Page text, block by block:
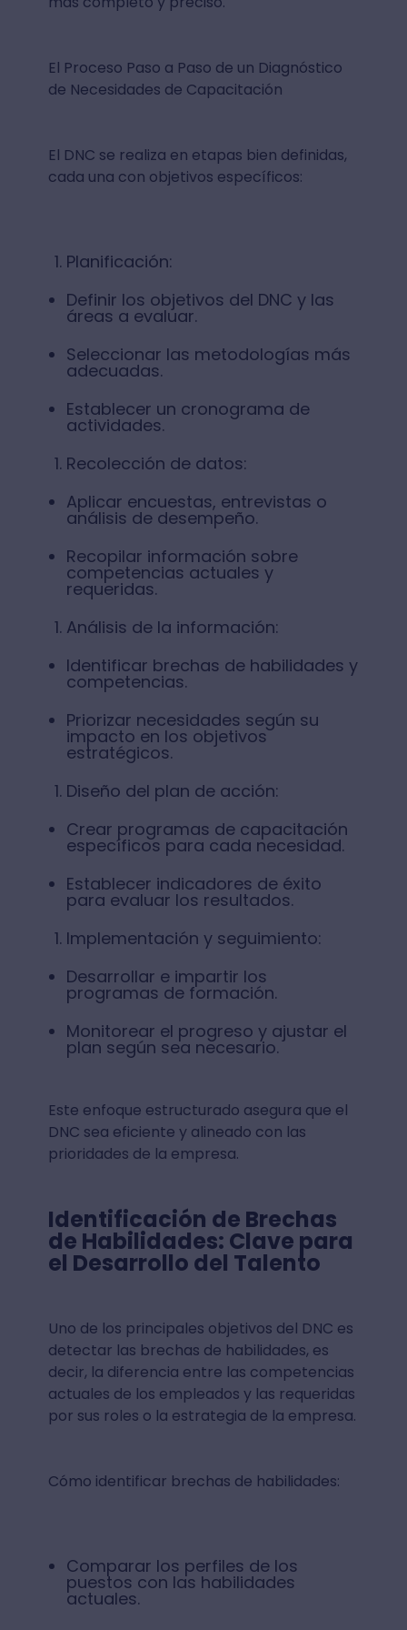
El Proceso Paso a Paso de un Diagnóstico
de Necesidades de Capacitación
El DNC se realiza en etapas bien definidas,
cada una con objetivos específicos:
Planificación:
Definir los objetivos del DNC y las
áreas a evaluar.
Seleccionar las metodologías más
adecuadas.
Establecer un cronograma de
actividades.
Recolección de datos:
Aplicar encuestas, entrevistas o
análisis de desempeño.
Recopilar información sobre
competencias actuales y
requeridas.
Análisis de la información:
Identificar brechas de habilidades y
competencias.
Priorizar necesidades según su
impacto en los objetivos
estratégicos.
Diseño del plan de acción:
Crear programas de capacitación
específicos para cada necesidad.
Establecer indicadores de éxito
para evaluar los resultados.
Implementación y seguimiento:
Desarrollar e impartir los
programas de formación.
Monitorear el progreso y ajustar el
plan según sea necesario.
Este enfoque estructurado asegura que el
DNC sea eficiente y alineado con las
prioridades de la empresa.
Identificación de Brechas
de Habilidades: Clave para
el Desarrollo del Talento
Uno de los principales objetivos del DNC es
detectar las brechas de habilidades, es
decir, la diferencia entre las competencias
actuales de los empleados y las requeridas
por sus roles o la estrategia de la empresa.
Cómo identificar brechas de habilidades:
Comparar los perfiles de los
puestos con las habilidades
actuales.